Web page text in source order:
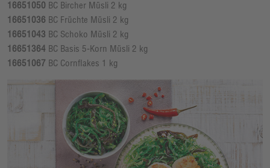
16651050 BC Bircher Müsli 2 kg
16651036 BC Früchte Müsli 2 kg
16651043 BC Schoko Müsli 2 kg
16651364 BC Basis 5-Korn Müsli 2 kg
16651067 BC Cornflakes 1 kg